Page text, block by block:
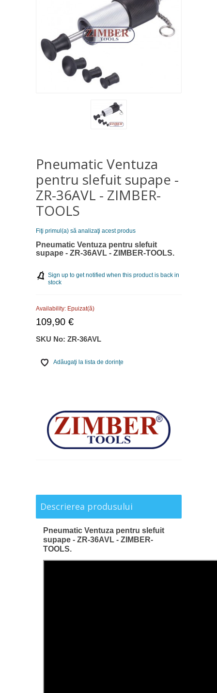
Pneumatic Ventuza
pentru slefuit supape -
ZR-36AVL - ZIMBER-
TOOLS
Fiţi primul(a) să analizaţi acest produs
Pneumatic Ventuza pentru slefuit
supape - ZR-36AVL - ZIMBER-TOOLS.
Sign up to get notified when this product is back in
stock
Availability: Epuizat(ă)
109,90 €
SKU No: ZR-36AVL
Adăugaţi la lista de dorinţe
Descrierea produsului
Pneumatic Ventuza pentru slefuit
supape - ZR-36AVL - ZIMBER-
TOOLS.